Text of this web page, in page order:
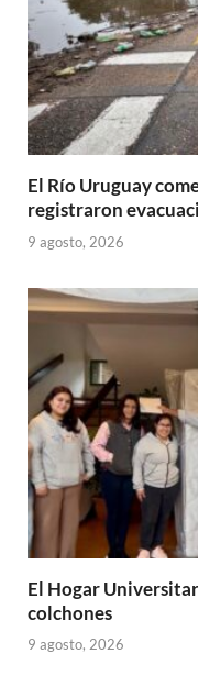
El Río Uruguay
registraron
9 agosto, 2026
El Hogar
colchones
9 agosto, 2026